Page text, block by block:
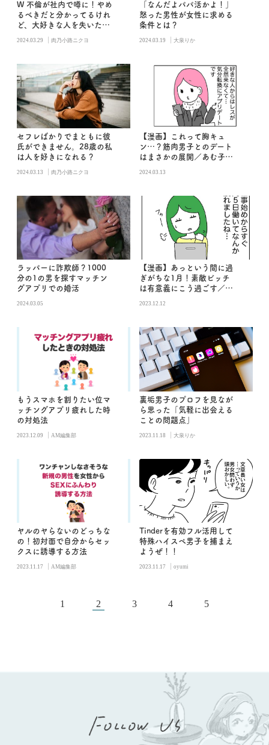
W 不倫が社内で噂に！やめ
るべきだと分かってるけれ
ど、大好きな人を失いたく
ありません
2024.03.29 | 肉乃小路ニクヨ
「なんだよパパ活かよ！」
怒った男性が女性に求める
条件とは？
2024.03.19 | 大泉りか
セフレばかりでまともに彼
氏ができません。28歳の私
は人を好きになれる？
2024.03.13 | 肉乃小路ニクヨ
【漫画】これって胸キュ
ン…？筋肉男子とのデート
はまさかの展開／あむ子の
2024.03.13
ラッパーに詐欺師？1000
分の1の男を探すマッチン
グアプリでの婚活
2024.03.05
【漫画】あっという間に過
ぎがちな1月！素敵ビッチ
は有意義にこう過ごす／あ
2023.12.12
もうスマホを割りたい位マ
ッチングアプリ疲れした時
の対処法
2023.12.09 | AM編集部
裏垢男子のプロフを見なが
ら思った「気軽に出会える
ことの問題点」
2023.11.18 | 大泉りか
ヤルのヤらないのどっちな
の！初対面で自分からセッ
クスに誘導する方法
2023.11.17 | AM編集部
Tinderを有効フル活用して
特殊ハイスペ男子を捕まえ
ようぜ！！
2023.11.17 | oyumi
1 2 3 4 5